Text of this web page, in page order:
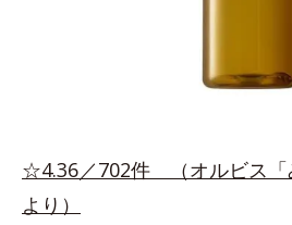
☆4.36／702件 （オルビス「
より）